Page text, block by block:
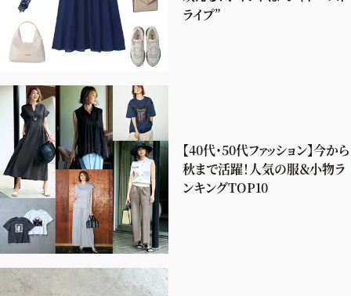
ライプ”
【40代・50代ファッション】今から
秋まで活躍！人気の服＆小物ラ
ンキングTOP10